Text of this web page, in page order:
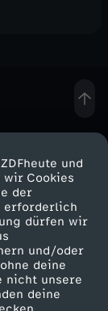
und
wir Cookies
der
erforderlich
dürfen wir
und/oder
deine
nicht unsere
deine